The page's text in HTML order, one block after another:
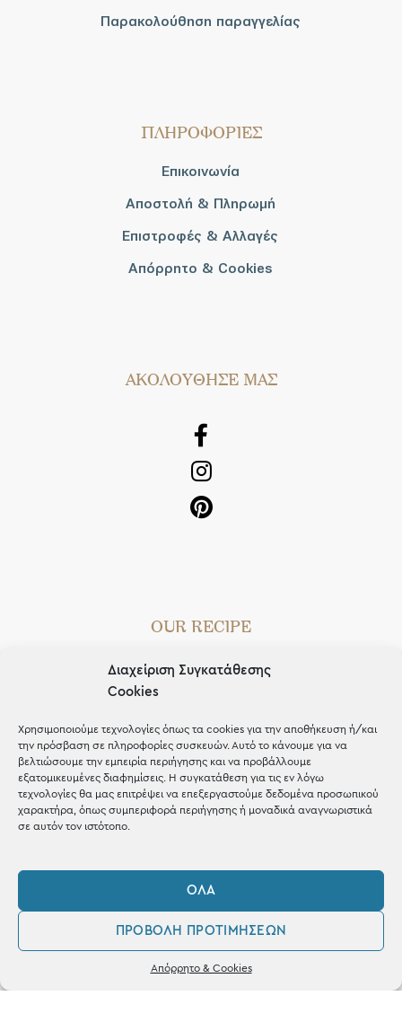
Διαχείριση Συγκατάθεσης
Cookies
Χρησιμοποιούμε τεχνολογίες όπως τα cookies για την αποθήκευση ή/και
την πρόσβαση σε πληροφορίες συσκευών. Αυτό το κάνουμε για να
βελτιώσουμε την εμπειρία περιήγησης και να προβάλλουμε
εξατομικευμένες διαφημίσεις. Η συγκατάθεση για τις εν λόγω
τεχνολογίες θα μας επιτρέψει να επεξεργαστούμε δεδομένα προσωπικού
χαρακτήρα, όπως συμπεριφορά περιήγησης ή μοναδικά αναγνωριστικά
σε αυτόν τον ιστότοπο.
ΌΛΑ
ΠΡΟΒΟΛΉ ΠΡΟΤΙΜΉΣΕΩΝ
Απόρρητο & Cookies
Παρακολούθηση παραγγελίας
ΠΛΗΡΟΦΟΡΙΕΣ
Επικοινωνία
Αποστολή & Πληρωμή
Επιστροφές & Αλλαγές
Απόρρητο & Cookies
AΚΟΛΟΥΘΗΣΕ ΜΑΣ
OUR RECIPE
Gifts
Blog
Shop the look
ΚΑΤΑΣΤΗΜΑ
Σταθά 17, 38221 Βόλος
2421 217300
Δευ / Τετ / Σαβ: 09:00 - 15:00
0